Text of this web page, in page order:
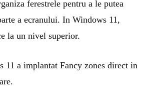
ferestrele pentru a le putea
a ecranului. In Windows 11,
la un nivel superior.
11 a implantat Fancy zones direct in